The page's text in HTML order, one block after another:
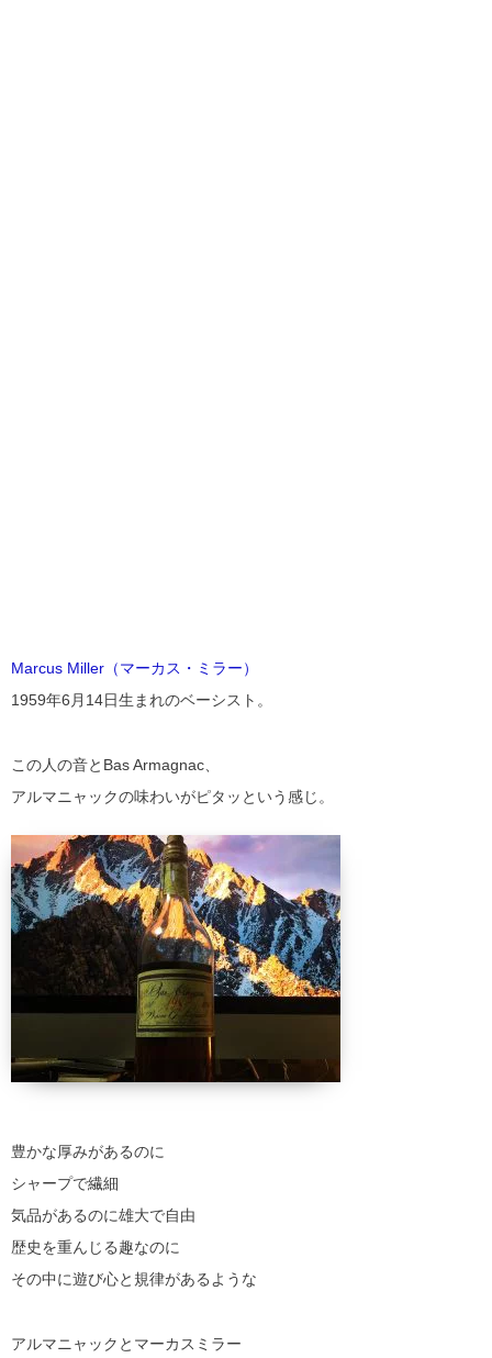
Marcus Miller（マーカス・ミラー）
1959年6月14日生まれのベーシスト。
この人の音とBas Armagnac、
アルマニャックの味わいがピタッという感じ。
豊かな厚みがあるのに
シャープで繊細
気品があるのに雄大で自由
歴史を重んじる趣なのに
その中に遊び心と規律があるような
アルマニャックとマーカスミラー